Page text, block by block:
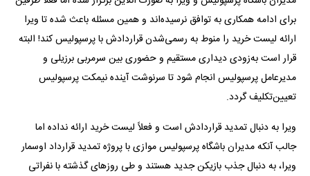
برای ادامه همکاری به توافق نرسیده‌اند و همین مسئله باعث شده تا ویرا
ارائه لیست خرید را منوط به رسمی‌شدن قراردادش با پرسپولیس کند! البته
قرار است به‌زودی دیداری مستقیم و حضوری بین سرمربی برزیلی و
مدیرعامل پرسپولیس انجام شود تا سرنوشت آینده نیمکت پرسپولیس
تعیین‌تکلیف گردد.
ویرا به دنبال تمدید قراردادش است و فعلاً لیست خرید ارائه نداده اما
جالب آنکه مدیران باشگاه پرسپولیس موازی با پروژه تمدید قرارداد اوسمار
ویرا، به دنبال جذب بازیکن جدید هستند و طی روزهای گذشته با نفراتی